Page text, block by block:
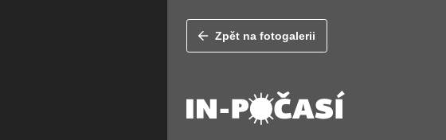
Zpět na fotogalerii